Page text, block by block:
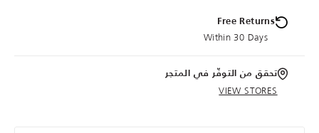
Free Returns
Within 30 Days
تحقق من التوفّر في المتجر
VIEW STORES